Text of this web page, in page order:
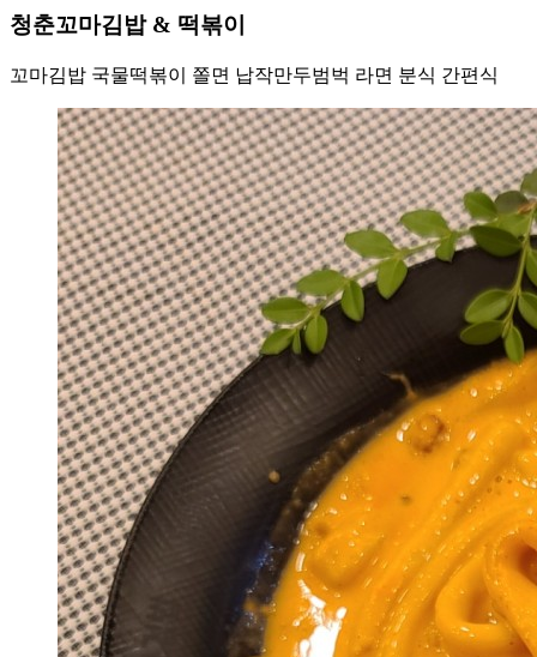
청춘꼬마김밥 & 떡볶이
꼬마김밥 국물떡볶이 쫄면 납작만두범벅 라면 분식 간편식